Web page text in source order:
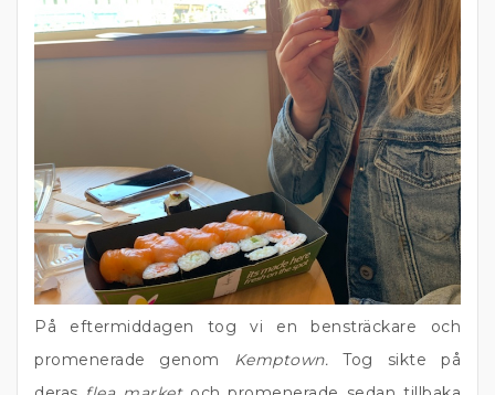
På eftermiddagen tog vi en bensträckare och
promenerade genom Kemptown.Tog sikte på